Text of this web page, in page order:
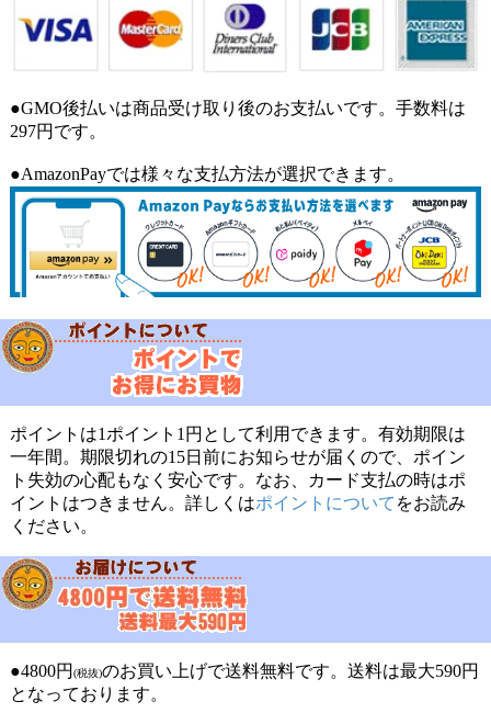
●GMO後払いは商品受け取り後のお支払いです。手数料は
297円です。
●AmazonPayでは様々な支払方法が選択できます。
ポイントは1ポイント1円として利用できます。有効期限は
一年間。期限切れの15日前にお知らせが届くので、ポイン
ト失効の心配もなく安心です。なお、カード支払の時はポ
イントはつきません。詳しくはポイントについて をお読み
ください。
●4800円 (税抜)のお買い上げで送料無料です。送料は最大590円
となっております。